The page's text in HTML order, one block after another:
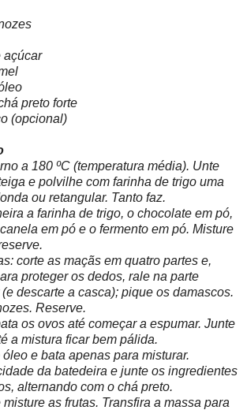
açúcar
preto forte
(opcional)
a 180 ºC (temperatura média). Unte
e polvilhe com farinha de trigo uma
ou retangular. Tanto faz.
a farinha de trigo, o chocolate em pó,
em pó e o fermento em pó. Misture
corte as maçãs em quatro partes e,
proteger os dedos, rale na parte
descarte a casca); pique os damascos.
Reserve.
os ovos até começar a espumar. Junte
a mistura ficar bem pálida.
e bata apenas para misturar.
da batedeira e junte os ingredientes
alternando com o chá preto.
as frutas. Transfira a massa para